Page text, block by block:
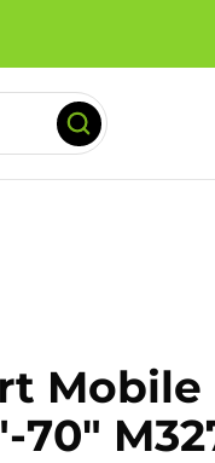
Mobile
70"